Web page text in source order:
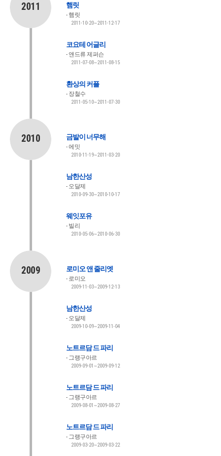
2011 햄릿
햄릿
2011-10-20~2011-12-17
코요테 어글리
앤드류 제퍼슨
2011-07-08~2011-08-15
환상의 커플
장철수
2011-05-10~2011-07-30
2010 금발이 너무해
에밋
2010-11-19~2011-03-20
남한산성
오달제
2010-09-30~2010-10-17
웨잇포유
빌리
2010-05-06~2010-06-30
2009 로미오 앤 줄리엣
로미오
2009-11-03~2009-12-13
남한산성
오달제
2009-10-09~2009-11-04
노트르담 드 파리
그랭구아르
2009-09-01~2009-09-12
노트르담 드 파리
그랭구아르
2009-08-01~2009-08-27
노트르담 드 파리
그랭구아르
2009-03-20~2009-03-22